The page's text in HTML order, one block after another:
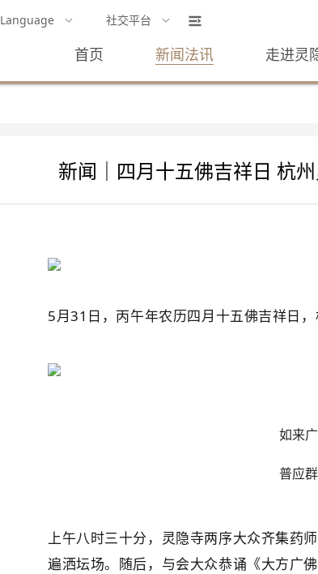
Language 社交平台
首页 新闻法讯 走进灵
新闻｜四月十五佛吉祥日 杭
5月31日，丙午年农历四月十五佛吉祥日，
如来
普应
上午八时三十分，灵隐寺两序大众齐集药
遍洒坛场。随后，与会大众恭诵《大方广